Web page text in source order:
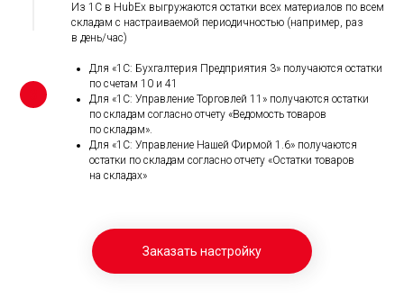
Из 1С в HubEx выгружаются остатки всех материалов по всем
складам с настраиваемой периодичностью (например, раз
в день/час)
Для «1С: Бухгалтерия Предприятия 3» получаются остатки
по счетам 10 и 41
Для «1С: Управление Торговлей 11» получаются остатки
по складам согласно отчету «Ведомость товаров
по складам».
Для «1С: Управление Нашей Фирмой 1.6» получаются
остатки по складам согласно отчету «Остатки товаров
на складах»
Заказать настройку